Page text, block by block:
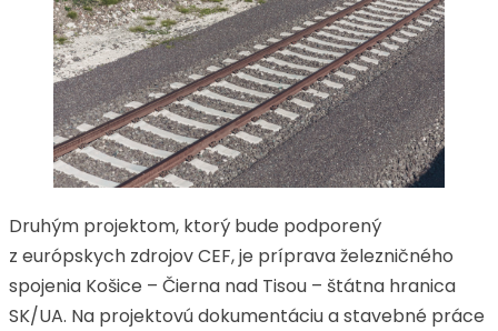
Druhým projektom, ktorý bude podporený
z európskych zdrojov CEF, je príprava železničného
spojenia Košice – Čierna nad Tisou – štátna hranica
SK/UA. Na projektovú dokumentáciu a stavebné práce